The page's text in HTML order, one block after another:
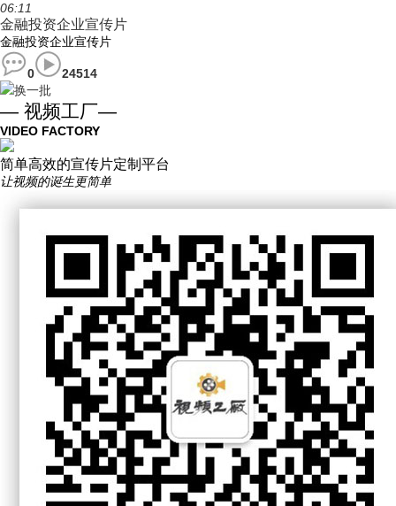
06:11
金融投资企业宣传片
金融投资企业宣传片
0
24514
换一批
— 视频工厂—
VIDEO FACTORY
简单高效的宣传片定制平台
让视频的诞生更简单